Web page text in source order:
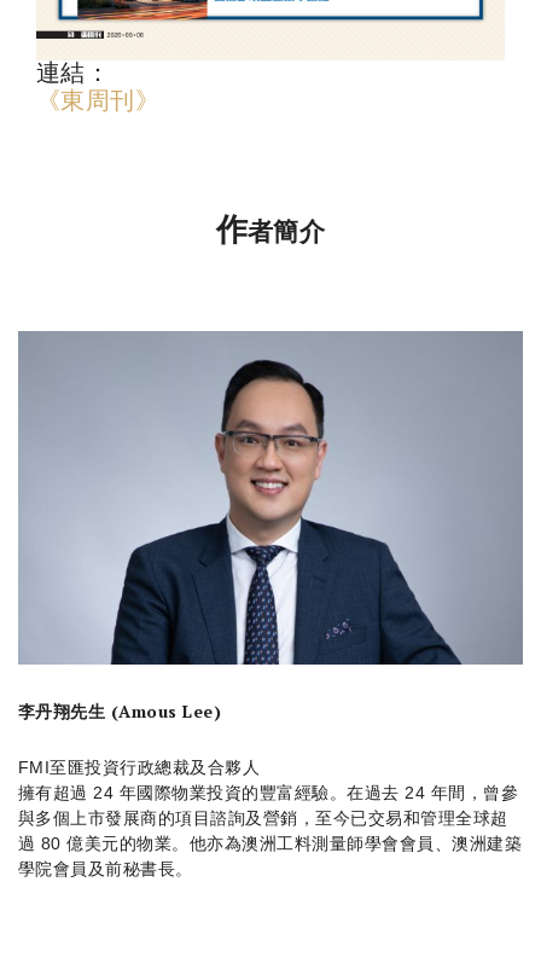
連結：
《東周刊》
作者簡介
李丹翔先生 (Amous Lee)
FMI至匯投資行政總裁及合夥人
擁有超過 24 年國際物業投資的豐富經驗。在過去 24 年間，曾參
與多個上市發展商的項目諮詢及營銷，至今已交易和管理全球超
過 80 億美元的物業。他亦為澳洲工料測量師學會會員、澳洲建築
學院會員及前秘書長。